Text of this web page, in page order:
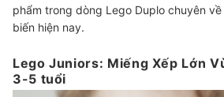
phẩm trong dòng Lego Duplo chuyên
biến hiện nay.
Lego Juniors: Miếng Xếp Lớn
3-5 tuổi